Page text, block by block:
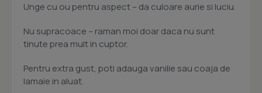
Unge cu ou pentru aspect – da culoare aurie si luciu.
Nu supracoace – raman moi doar daca nu sunt
tinute prea mult in cuptor.
Pentru extra gust, poti adauga vanilie sau coaja de
lamaie in aluat.